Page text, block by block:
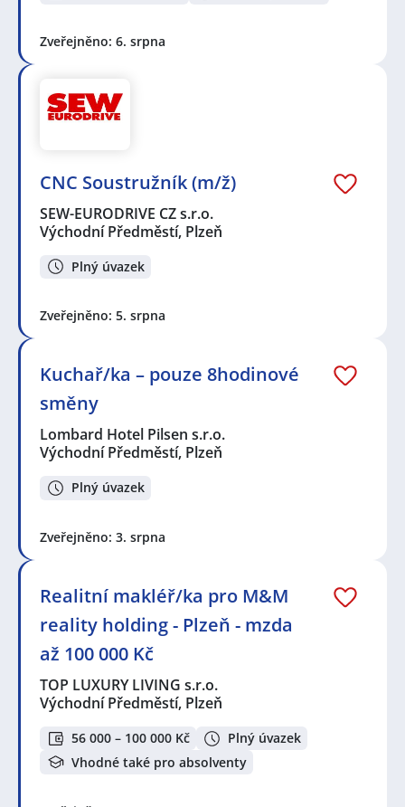
Zveřejněno: 6. srpna
CNC Soustružník (m/ž)
SEW-EURODRIVE CZ s.r.o.
Východní Předměstí, Plzeň
Plný úvazek
Zveřejněno: 5. srpna
Kuchař/ka – pouze 8hodinové
směny
Lombard Hotel Pilsen s.r.o.
Východní Předměstí, Plzeň
Plný úvazek
Zveřejněno: 3. srpna
Realitní makléř/ka pro M&M
reality holding - Plzeň - mzda
až 100 000 Kč
TOP LUXURY LIVING s.r.o.
Východní Předměstí, Plzeň
56 000 – 100 000 Kč
Plný úvazek
Vhodné také pro absolventy